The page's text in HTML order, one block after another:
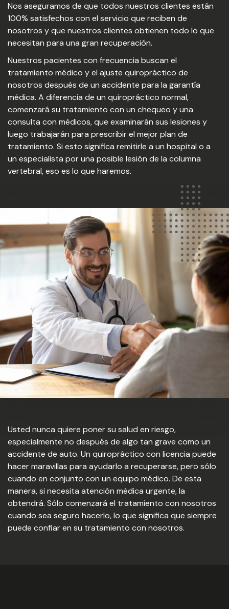
Nos aseguramos de que todos nuestros clientes están
100% satisfechos con el servicio que reciben de
nosotros y que nuestros clientes obtienen todo lo que
necesitan para una gran recuperación.
Nuestros pacientes con frecuencia buscan el
tratamiento médico y el ajuste quiropráctico de
nosotros después de un accidente para la garantía
médica. A diferencia de un quiropráctico normal,
comenzará su tratamiento con un chequeo y una
consulta con médicos, que examinarán sus lesiones y
luego trabajarán para prescribir el mejor plan de
tratamiento. Si esto significa remitirle a un hospital o a
un especialista por una posible lesión de la columna
vertebral, eso es lo que haremos.
Usted nunca quiere poner su salud en riesgo,
especialmente no después de algo tan grave como un
accidente de auto. Un quiropráctico con licencia puede
hacer maravillas para ayudarlo a recuperarse, pero sólo
cuando en conjunto con un equipo médico. De esta
manera, si necesita atención médica urgente, la
obtendrá. Sólo comenzará el tratamiento con nosotros
cuando sea seguro hacerlo, lo que significa que siempre
puede confiar en su tratamiento con nosotros.